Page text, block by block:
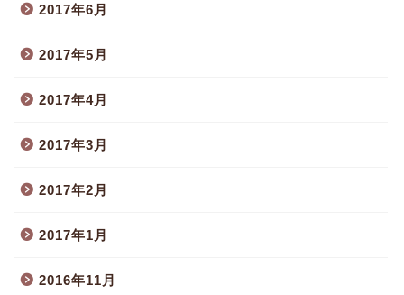
2017年6月
2017年5月
2017年4月
2017年3月
2017年2月
2017年1月
2016年11月